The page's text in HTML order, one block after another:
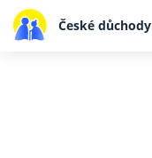
České důchody